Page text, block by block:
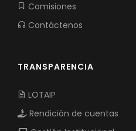
Comisiones
Contáctenos
TRANSPARENCIA
LOTAIP
Rendición de cuentas